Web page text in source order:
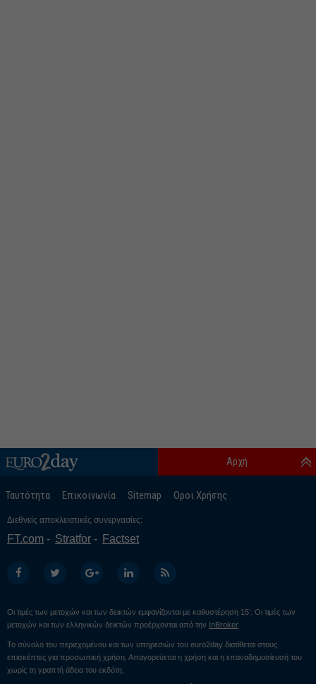
Ταυτότητα Επικοινωνία Sitemap Οροι Χρήσης
Αρχή
Διεθνείς αποκλειστικές συνεργασίες:
FT.com Stratfor Factset
Οι τιμές των μετοχών και των δεικτών εμφανίζονται με καθυστέρηση 15’. Οι τιμές των
μετοχών και των ελληνικών δεικτών προέρχονται από την InBroker
Το σύνολο του περιεχομένου και των υπηρεσιών του euro2day διατίθεται στους
επισκέπτες για προσωπική χρήση. Απαγορεύεται η χρήση και η επαναδημοσίευσή του
χωρίς τη γραπτή άδεια του εκδότη.